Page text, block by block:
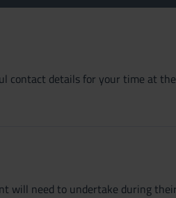
contact details for your time at
will need to undertake during